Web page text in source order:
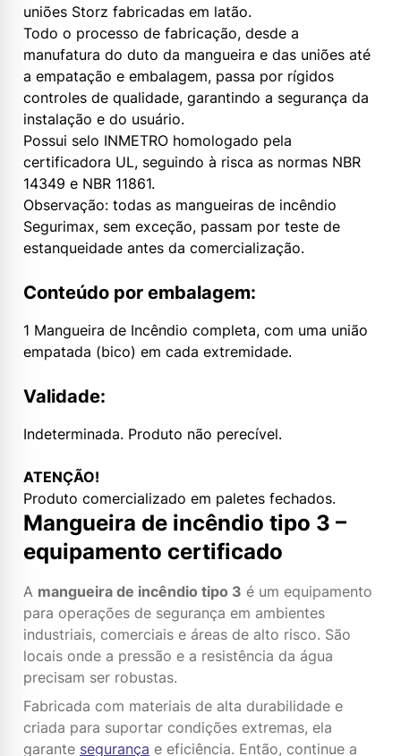
uniões Storz fabricadas em latão.
Todo o processo de fabricação, desde a
manufatura do duto da mangueira e das uniões até
a empatação e embalagem, passa por rígidos
controles de qualidade, garantindo a segurança da
instalação e do usuário.
Possui selo INMETRO homologado pela
certificadora UL, seguindo à risca as normas NBR
14349 e NBR 11861.
Observação: todas as mangueiras de incêndio
Segurimax, sem exceção, passam por teste de
estanqueidade antes da comercialização.
Conteúdo por embalagem:
1 Mangueira de Incêndio completa, com uma união
empatada (bico) em cada extremidade.
Validade:
Indeterminada. Produto não perecível.
ATENÇÃO!
Produto comercializado em paletes fechados.
Mangueira de incêndio tipo 3 –
equipamento certificado
A mangueira de incêndio tipo 3 é um equipamento
para operações de segurança em ambientes
industriais, comerciais e áreas de alto risco. São
locais onde a pressão e a resistência da água
precisam ser robustas.
Fabricada com materiais de alta durabilidade e
criada para suportar condições extremas, ela
garante segurança e eficiência. Então, continue a